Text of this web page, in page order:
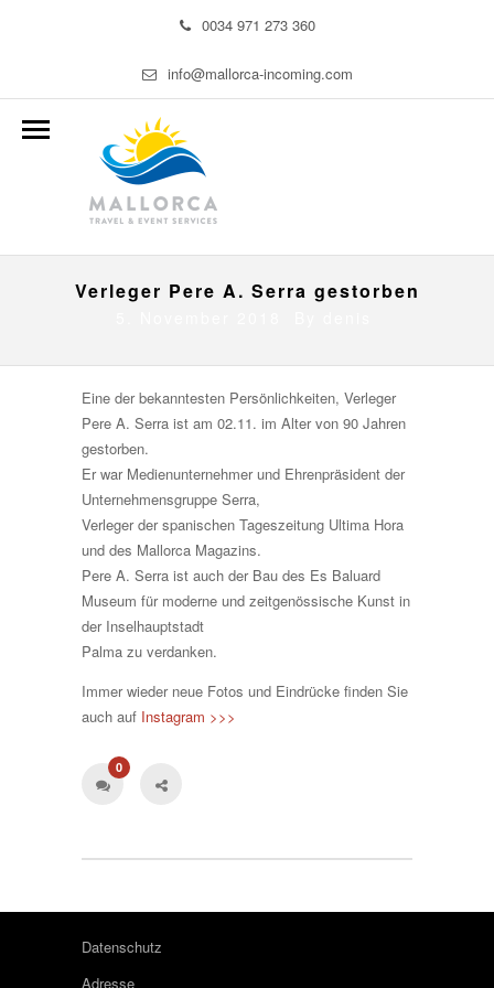
0034 971 273 360
info@mallorca-incoming.com
Verleger Pere A. Serra gestorben
Eine der bekanntesten Persönlichkeiten, Verleger
Pere A. Serra ist am 02.11. im Alter von 90 Jahren
gestorben.
Er war Medienunternehmer und Ehrenpräsident der
Unternehmensgruppe Serra,
Verleger der spanischen Tageszeitung Ultima Hora
und des Mallorca Magazins.
Pere A. Serra ist auch der Bau des Es Baluard
Museum für moderne und zeitgenössische Kunst in
der Inselhauptstadt
Palma zu verdanken.
Immer wieder neue Fotos und Eindrücke finden Sie
auch auf Instagram >>>
0
Datenschutz
Adresse